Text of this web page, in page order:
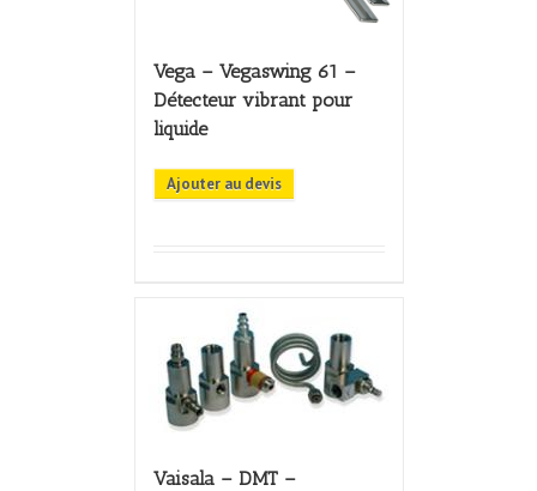
Vega – Vegaswing 61 –
Détecteur vibrant pour
liquide
Ajouter au devis
Vaisala – DMT –